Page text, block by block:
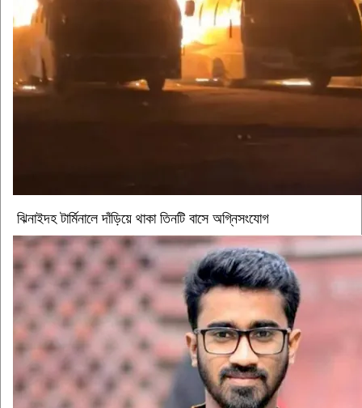
ঝিনাইদহ টার্মিনালে দাঁড়িয়ে থাকা তিনটি বাসে অগ্নিসংযোগ